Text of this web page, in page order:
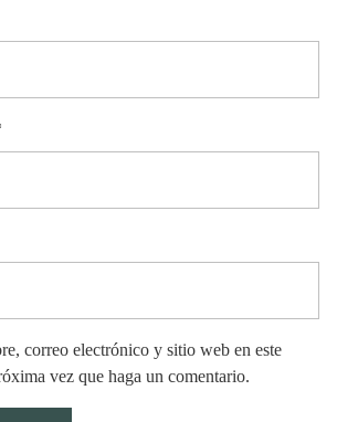
correo electrónico y sitio web en este
vez que haga un comentario.